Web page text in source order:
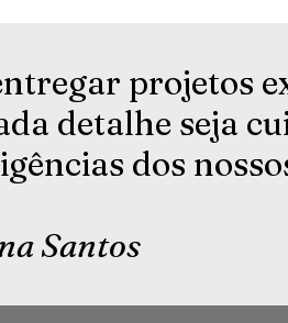
projetos
detalhe seja
dos
Santos